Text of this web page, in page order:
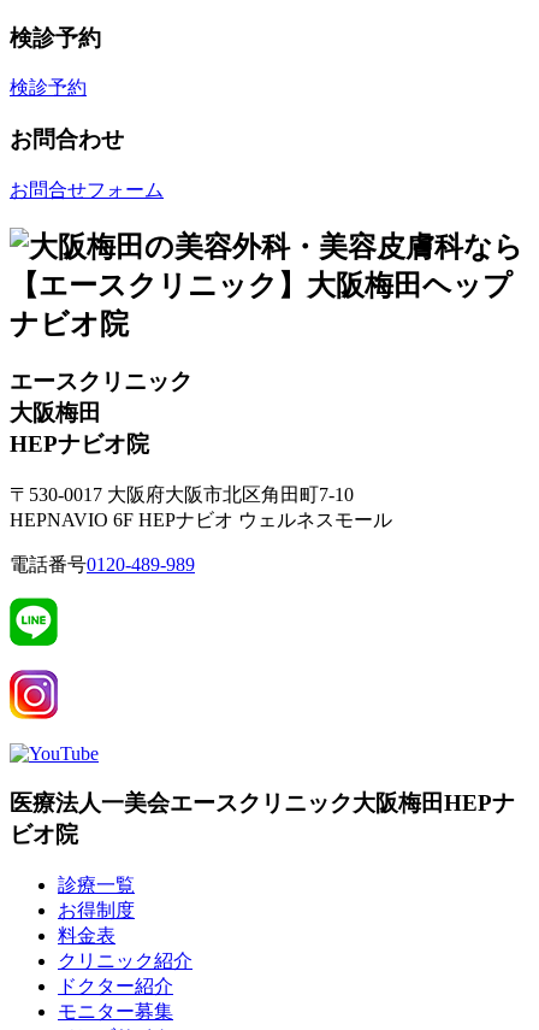
検診予約
検診予約
お問合わせ
お問合せフォーム
エースクリニック
大阪梅田
HEPナビオ院
〒530-0017 大阪府大阪市北区角田町7-10
HEPNAVIO 6F HEPナビオ ウェルネスモール
電話番号0120-489-989
医療法人一美会エースクリニック大阪梅田HEPナ
ビオ院
診療一覧
お得制度
料金表
クリニック紹介
ドクター紹介
モニター募集